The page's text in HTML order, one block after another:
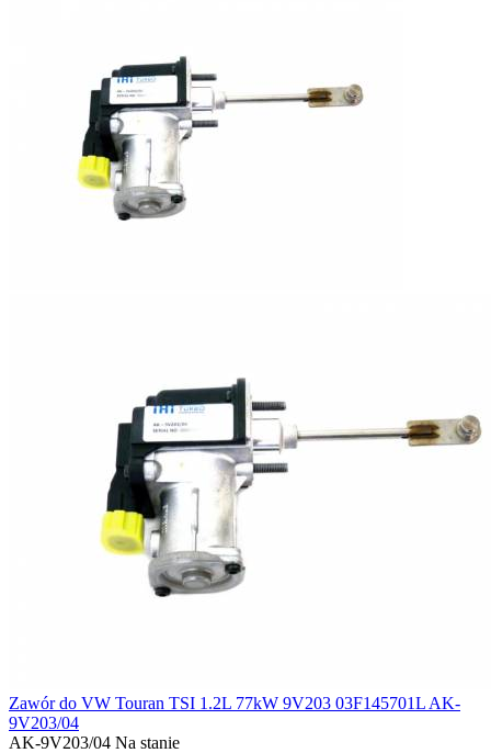
Zawór do VW Touran TSI 1.2L 77kW 9V203 03F145701L AK-
9V203/04
AK-9V203/04 Na stanie